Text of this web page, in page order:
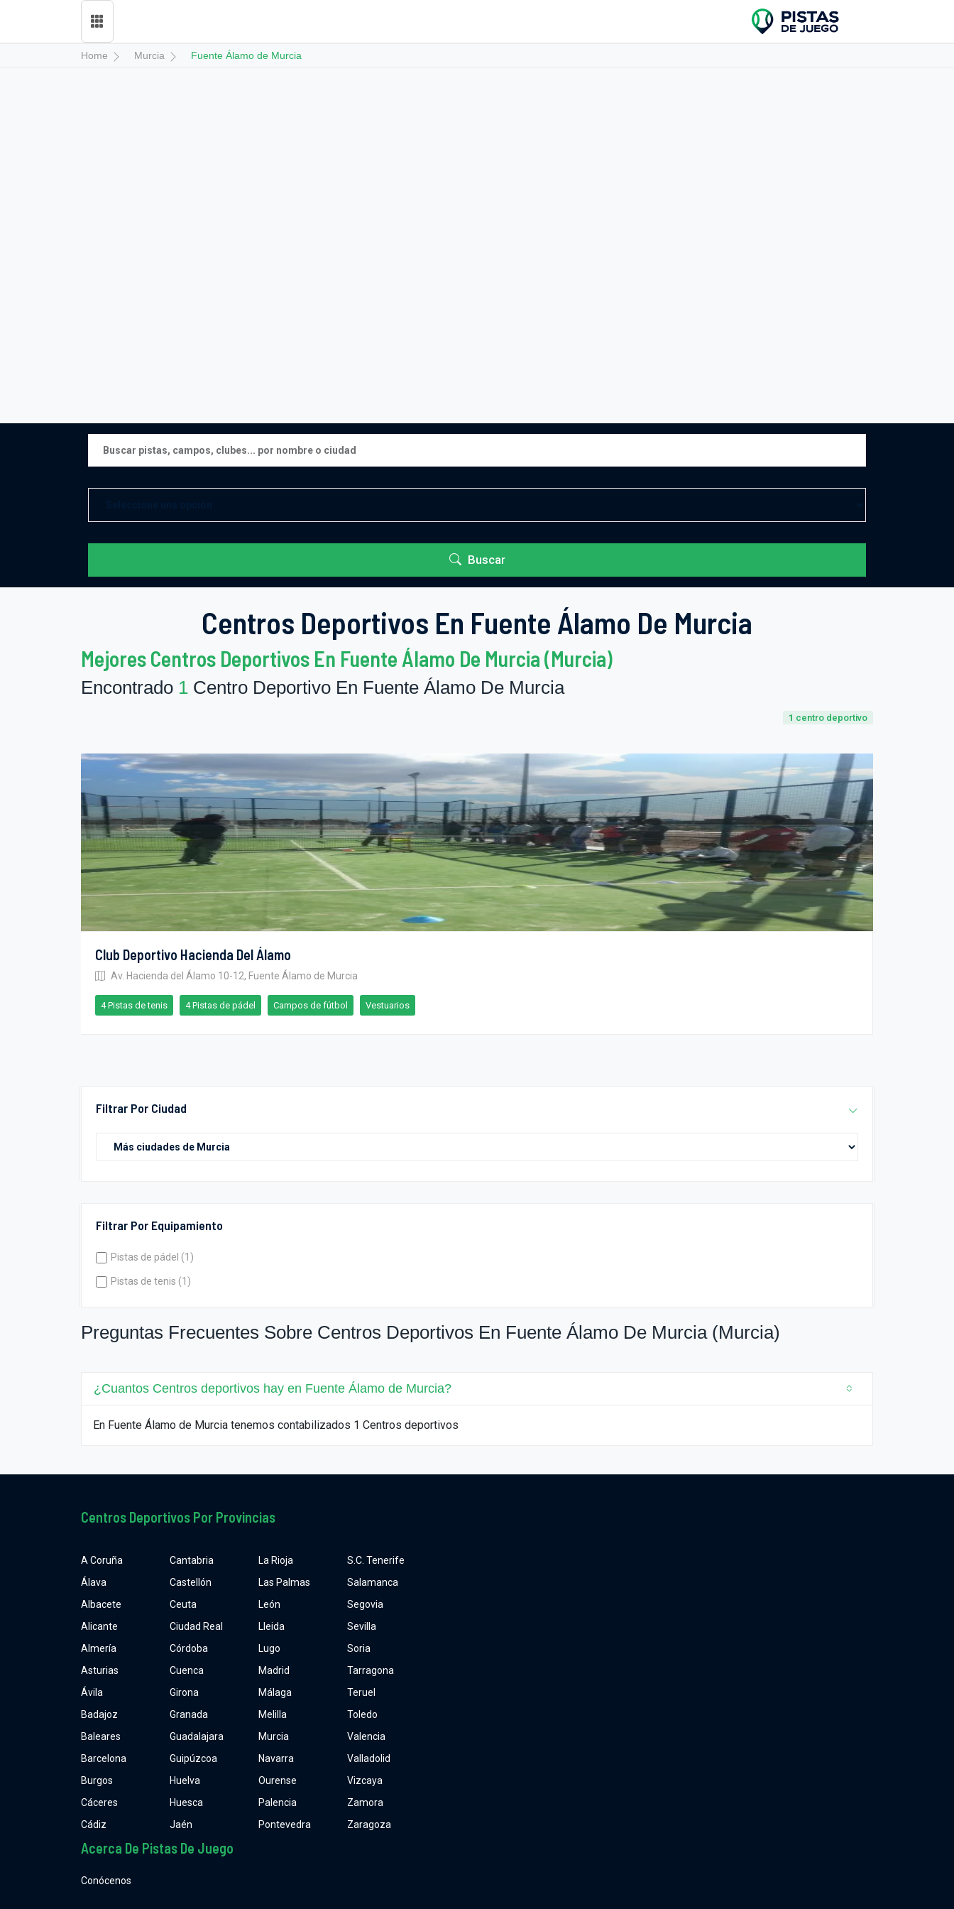
Home Murcia Fuente Álamo de Murcia
Buscar
Centros Deportivos En Fuente Álamo De Murcia
Mejores Centros Deportivos En Fuente Álamo De Murcia (Murcia)
Encontrado 1 Centro Deportivo En Fuente Álamo De Murcia
1 centro deportivo
Filtrar Por Ciudad
Filtrar Por Equipamiento
Pistas de pádel (1)
Pistas de tenis (1)
Club Deportivo Hacienda Del Álamo
Av. Hacienda del Álamo 10-12, Fuente Álamo de Murcia
4 Pistas de tenis 4 Pistas de pádel Campos de fútbol Vestuarios
Preguntas Frecuentes Sobre Centros Deportivos En Fuente Álamo De Murcia (Murcia)
¿Cuantos Centros deportivos hay en Fuente Álamo de Murcia?
En Fuente Álamo de Murcia tenemos contabilizados 1 Centros deportivos
Centros Deportivos Por Provincias
A Coruña
Álava
Albacete
Alicante
Almería
Asturias
Ávila
Badajoz
Baleares
Barcelona
Burgos
Cáceres
Cádiz
Cantabria
Castellón
Ceuta
Ciudad Real
Córdoba
Cuenca
Girona
Granada
Guadalajara
Guipúzcoa
Huelva
Huesca
Jaén
La Rioja
Las Palmas
León
Lleida
Lugo
Madrid
Málaga
Melilla
Murcia
Navarra
Ourense
Palencia
Pontevedra
S.C. Tenerife
Salamanca
Segovia
Sevilla
Soria
Tarragona
Teruel
Toledo
Valencia
Valladolid
Vizcaya
Zamora
Zaragoza
Acerca De Pistas De Juego
Conócenos